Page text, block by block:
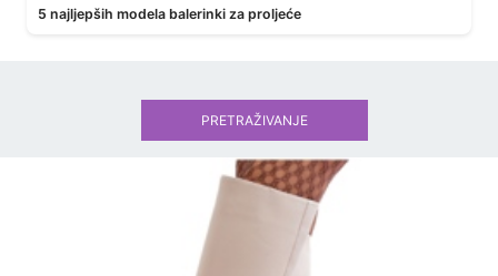
5 najljepših modela balerinki za proljeće
PRETRAŽIVANJE